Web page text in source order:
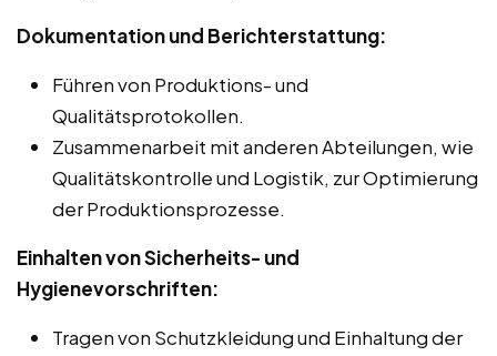
Dokumentation und Berichterstattung:
Führen von Produktions- und
Qualitätsprotokollen.
Zusammenarbeit mit anderen Abteilungen, wie
Qualitätskontrolle und Logistik, zur Optimierung
der Produktionsprozesse.
Einhalten von Sicherheits- und
Hygienevorschriften:
Tragen von Schutzkleidung und Einhaltung der